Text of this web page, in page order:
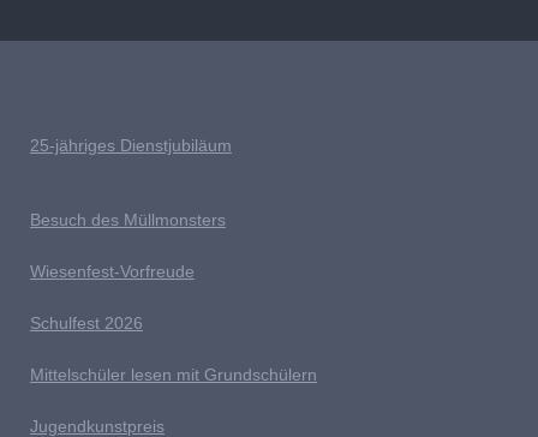
25-jähriges Dienstjubiläum
Besuch des Müllmonsters
Wiesenfest-Vorfreude
Schulfest 2026
Mittelschüler lesen mit Grundschülern
Jugendkunstpreis